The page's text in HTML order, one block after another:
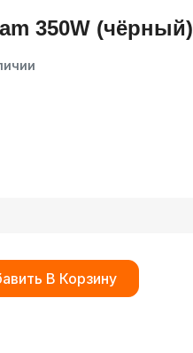
350W (чёрный)
В Корзину